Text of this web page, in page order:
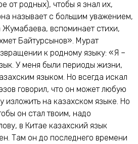
от родных), чтобы я знал их,
называет с большим уважением,
вспоминает стихи,
Байтурсынов». Мурат
к родному языку: «Я –
У меня были периоды жизни,
языком. Но всегда искал
говорил, что он может любую
на казахском языке. Но
он стал твоим, надо
в Китае казахский язык
Там он до последнего времени